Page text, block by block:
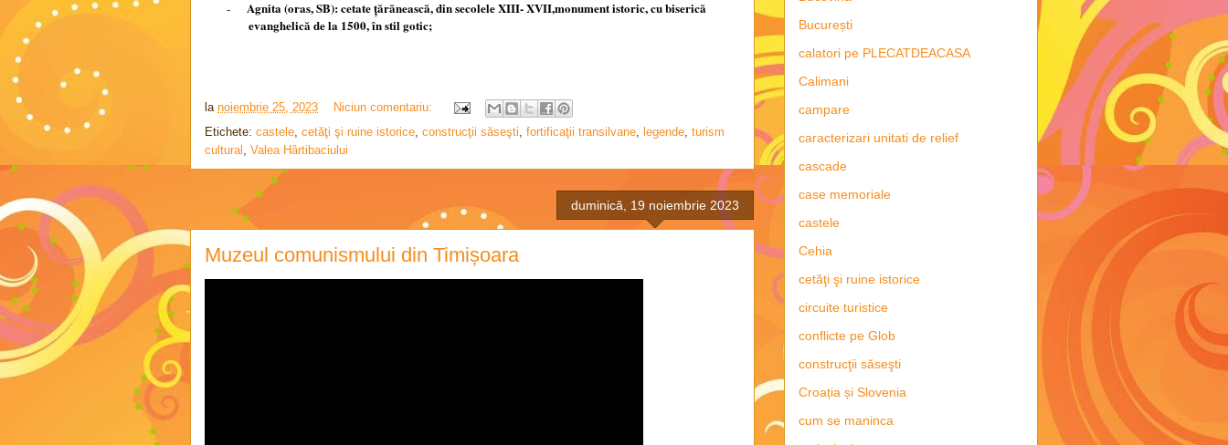
-
Agnita (oras, SB): cetate ţărănească, din secolele XIII- XVII,monument istoric, cu biserică
evanghelică de la 1500, în stil gotic;
la noiembrie 25, 2023
Niciun comentariu:
Etichete: castele, cetăţi şi ruine istorice, construcţii săseşti, fortificaţii transilvane, legende, turism
cultural , Valea Hârtibaciului
duminică, 19 noiembrie 2023
Muzeul comunismului din Timișoara
București
calatori pe PLECATDEACASA
Calimani
campare
caracterizari unitati de relief
cascade
case memoriale
castele
Cehia
cetăţi şi ruine istorice
circuite turistice
conflicte pe Glob
construcţii săseşti
Croația și Slovenia
cum se maninca